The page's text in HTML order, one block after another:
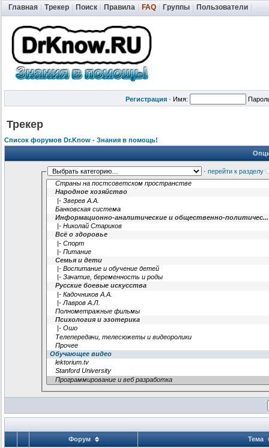
Главная Трекер Поиск Правила FAQ Группы Пользователи
Регистрация · Имя:
Трекер
Список форумов Dr.Know - Знания в помощь!
· перейти к разделу
Форум Тема